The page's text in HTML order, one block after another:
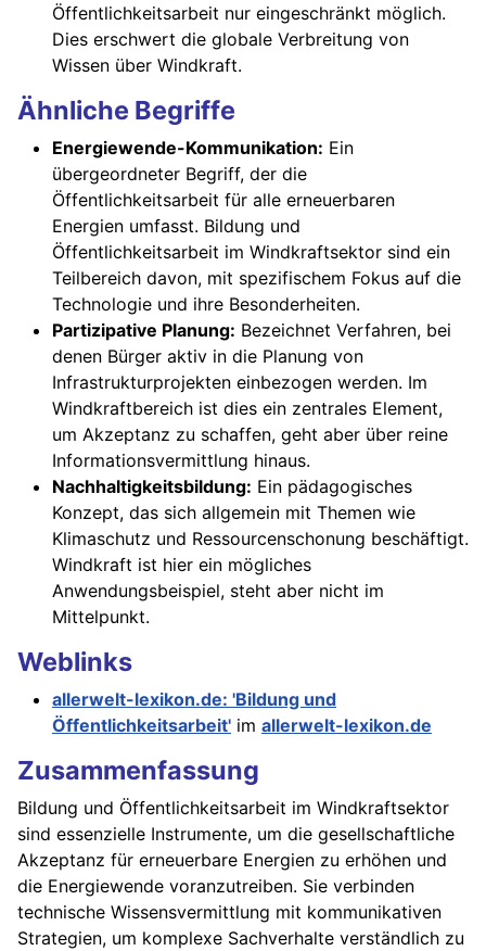
Öffentlichkeitsarbeit nur eingeschränkt möglich.
Dies erschwert die globale Verbreitung von
Wissen über Windkraft.
Ähnliche Begriffe
Energiewende-Kommunikation: Ein
übergeordneter Begriff, der die
Öffentlichkeitsarbeit für alle erneuerbaren
Energien umfasst. Bildung und
Öffentlichkeitsarbeit im Windkraftsektor sind ein
Teilbereich davon, mit spezifischem Fokus auf die
Technologie und ihre Besonderheiten.
Partizipative Planung: Bezeichnet Verfahren, bei
denen Bürger aktiv in die Planung von
Infrastrukturprojekten einbezogen werden. Im
Windkraftbereich ist dies ein zentrales Element,
um Akzeptanz zu schaffen, geht aber über reine
Informationsvermittlung hinaus.
Nachhaltigkeitsbildung: Ein pädagogisches
Konzept, das sich allgemein mit Themen wie
Klimaschutz und Ressourcenschonung beschäftigt.
Windkraft ist hier ein mögliches
Anwendungsbeispiel, steht aber nicht im
Mittelpunkt.
Weblinks
allerwelt-lexikon.de: 'Bildung und
Öffentlichkeitsarbeit' im allerwelt-lexikon.de
Zusammenfassung
Bildung und Öffentlichkeitsarbeit im Windkraftsektor
sind essenzielle Instrumente, um die gesellschaftliche
Akzeptanz für erneuerbare Energien zu erhöhen und
die Energiewende voranzutreiben. Sie verbinden
technische Wissensvermittlung mit kommunikativen
Strategien, um komplexe Sachverhalte verständlich zu